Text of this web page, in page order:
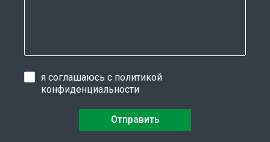
я соглашаюсь с политикой
конфиденциальности